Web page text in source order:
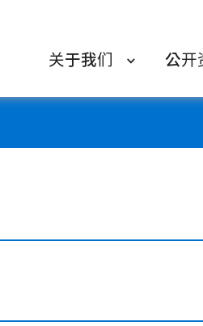
关于我们 公开